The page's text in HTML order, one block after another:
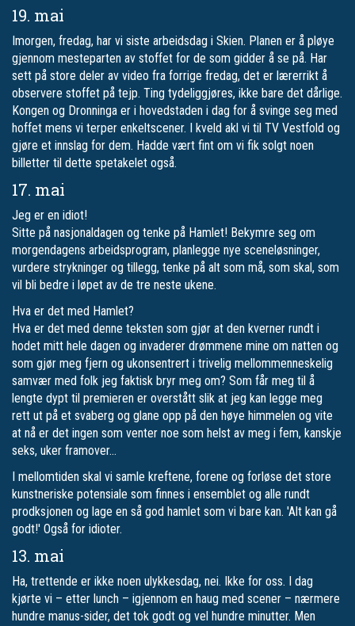
19. mai
Imorgen, fredag, har vi siste arbeidsdag i Skien. Planen er å pløye
gjennom mesteparten av stoffet for de som gidder å se på. Har
sett på store deler av video fra forrige fredag, det er lærerrikt å
observere stoffet på tejp. Ting tydeliggjøres, ikke bare det dårlige.
Kongen og Dronninga er i hovedstaden i dag for å svinge seg med
hoffet mens vi terper enkeltscener. I kveld akl vi til TV Vestfold og
gjøre et innslag for dem. Hadde vært fint om vi fik solgt noen
billetter til dette spetakelet også.
17. mai
Jeg er en idiot!
Sitte på nasjonaldagen og tenke på Hamlet! Bekymre seg om
morgendagens arbeidsprogram, planlegge nye sceneløsninger,
vurdere strykninger og tillegg, tenke på alt som må, som skal, som
vil bli bedre i løpet av de tre neste ukene.
Hva er det med Hamlet?
Hva er det med denne teksten som gjør at den kverner rundt i
hodet mitt hele dagen og invaderer drømmene mine om natten og
som gjør meg fjern og ukonsentrert i trivelig mellommenneskelig
samvær med folk jeg faktisk bryr meg om? Som får meg til å
lengte dypt til premieren er overstått slik at jeg kan legge meg
rett ut på et svaberg og glane opp på den høye himmelen og vite
at nå er det ingen som venter noe som helst av meg i fem, kanskje
seks, uker framover…
I mellomtiden skal vi samle kreftene, forene og forløse det store
kunstneriske potensiale som finnes i ensemblet og alle rundt
prodksjonen og lage en så god hamlet som vi bare kan. 'Alt kan gå
godt!' Også for idioter.
13. mai
Ha, trettende er ikke noen ulykkesdag, nei. Ikke for oss. I dag
kjørte vi – etter lunch – igjennom en haug med scener – nærmere
hundre manus-sider, det tok godt og vel hundre minutter. Men